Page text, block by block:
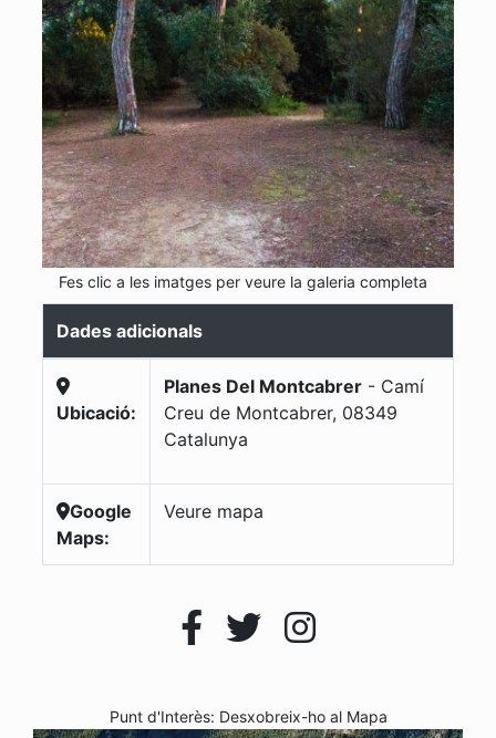
Fes clic a les imatges per veure la galeria completa
Dades adicionals
Ubicació:
Planes Del Montcabrer - Camí
Creu de Montcabrer, 08349
Catalunya
Google
Maps:
Veure mapa
Punt d'Interès: Desxobreix-ho al Mapa